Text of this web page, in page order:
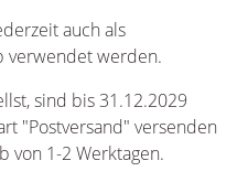
auch als
verwendet werden.
sind bis 31.12.2029
"Postversand" versenden
von 1-2 Werktagen.